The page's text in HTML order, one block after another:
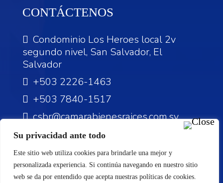
Su privacidad ante todo
Este sitio web utiliza cookies para brindarle una mejor y
personalizada experiencia. Si continúa navegando en nuestro sitio
web se da por entendido que acepta nuestras políticas de cookies.
CONTÁCTENOS
Condominio Los Heroes local 2v
segundo nivel, San Salvador, El
Salvador
+503 2226-1463
+503 7840-1517
csbr@camarabienesraices.com.sv
©Reservados todos los derechos.